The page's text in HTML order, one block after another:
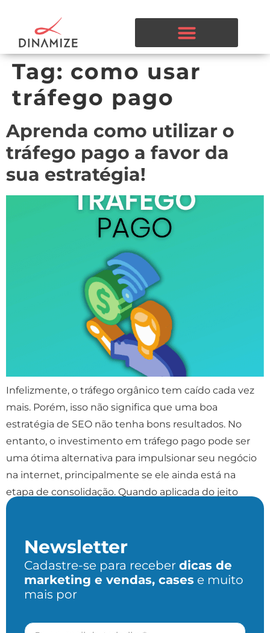
Tag: como usar
tráfego pago
Aprenda como utilizar o
tráfego pago a favor da
sua estratégia!
Infelizmente, o tráfego orgânico tem caído cada vez
mais. Porém, isso não significa que uma boa
estratégia de SEO não tenha bons resultados. No
entanto, o investimento em tráfego pago pode ser
uma ótima alternativa para impulsionar seu negócio
na internet, principalmente se ele ainda está na
etapa de consolidação. Quando aplicada do jeito
certo, […]
Newsletter
Cadastre-se para receber dicas de
marketing e vendas, cases e muito
mais por